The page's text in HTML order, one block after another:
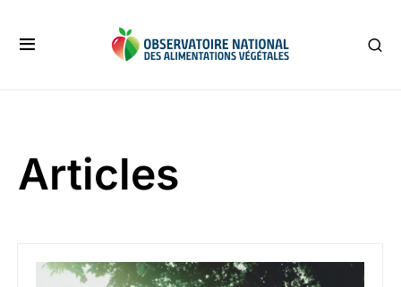
Articles